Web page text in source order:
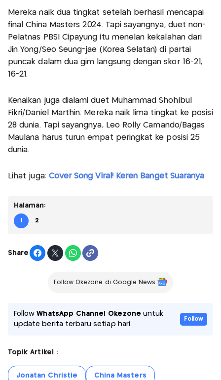
Mereka naik dua tingkat setelah berhasil mencapai
final China Masters 2024. Tapi sayangnya, duet non-
Pelatnas PBSI Cipayung itu menelan kekalahan dari
Jin Yong/Seo Seung-jae (Korea Selatan) di partai
puncak dalam dua gim langsung dengan skor 16-21,
16-21.
Kenaikan juga dialami duet Muhammad Shohibul
Fikri/Daniel Marthin. Mereka naik lima tingkat ke posisi
28 dunia. Tapi sayangnya, Leo Rolly Carnando/Bagas
Maulana harus turun empat peringkat ke posisi 25
dunia.
Lihat juga: Cover Song Viral! Keren Banget Suaranya
Halaman:
1 2
Share
Follow Okezone di Google News
FollowWhatsApp Channel Okezone untuk
update berita terbaru setiap hari
Follow
Topik Artikel :
Jonatan Christie China Masters